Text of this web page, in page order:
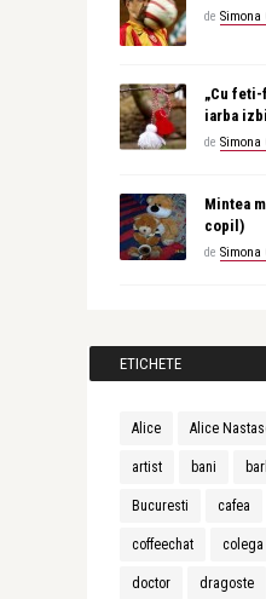
de Simona
„Cu
iarba
de Simona
Mintea
copil)
de Simona
ETICHETE
Alice Alice
artist bani
Bucuresti cafea
coffeechat colega
doctor dragoste